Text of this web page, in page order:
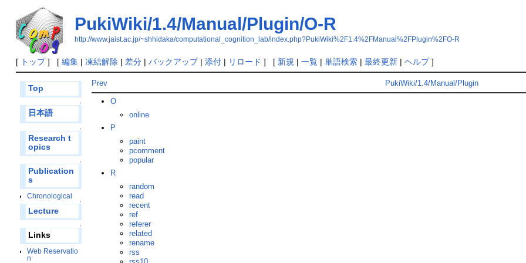
PukiWiki/1.4/Manual/Plugin/O-R
http://www.jaist.ac.jp/~shhidaka/computational_cognition_lab/index.php?PukiWiki%2F1.4%2FManual%2FPlugin%2FO-R
[ トップ] [ 編集| 凍結解除 | 差分| バックアップ| 添付| リロード ] [ 新規 | 一覧| 単語検索| 最終更新| ヘルプ]
Top
↑
日本語
↑
Research t
opics
↑
Publication
s
Chronological
↑
Lecture
↑
Links
Web Reservatio
n
Prev PukiWiki/1.4/Manual/Plugin
O
online
P
paint
pcomment
popular
R
random
read
recent
ref
referer
related
rename
rss